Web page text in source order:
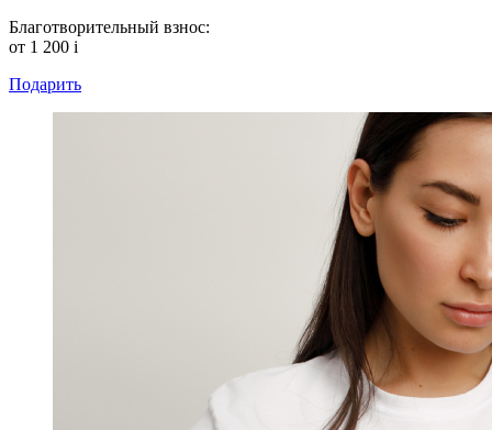
Благотворительный взнос:
от 1 200 i
Подарить